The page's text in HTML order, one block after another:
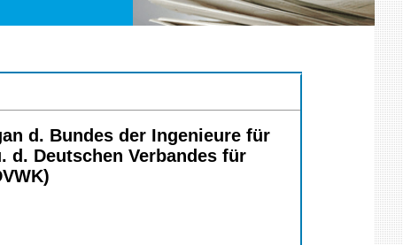
d. Bundes der Ingenieure für
Deutschen Verbandes für